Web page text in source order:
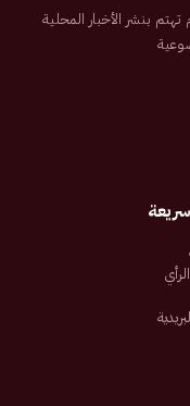
إلكترونية سعودية تم تأسيسها عام 2007م تهتم بنشر الأخبار المحلية